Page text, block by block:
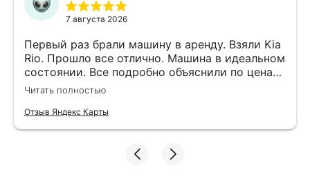
7 августа 2026
Первый раз брали машину в аренду. Взяли Kia
Rio. Прошло все отлично. Машина в идеальном
состоянии. Все подробно объяснили по ценам,
подсказали маршрут. Оставляли залог на
Читать полностью
Отзыв Яндекс Карты